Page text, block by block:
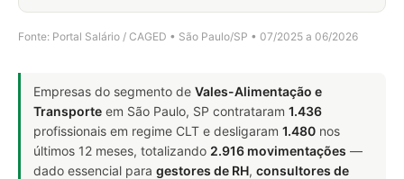
Fonte: Portal Salário / CAGED • São Paulo/SP • 07/2025 a 06/2026
Empresas do segmento de Vales-Alimentação e
Transporte em São Paulo, SP contrataram 1.436
profissionais em regime CLT e desligaram 1.480 nos
últimos 12 meses, totalizando 2.916 movimentações —
dado essencial para gestores de RH, consultores de